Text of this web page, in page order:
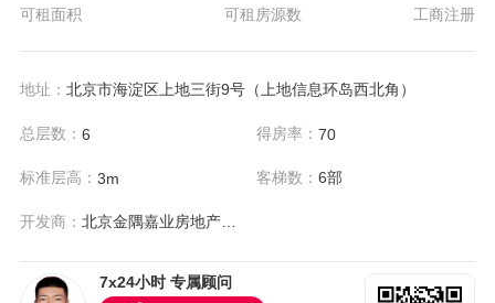
可租面积 可租房源数 工商注册
地址： 北京市海淀区上地三街9号（上地信息环岛西北角）
总层数： 6 得房率：70
标准层高： 3m 客梯数：6部
开发商： 北京金隅嘉业房地产开发有限公司
7x24小时 专属顾问